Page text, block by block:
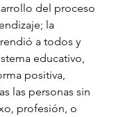
del proceso
la
a todos y
educativo,
positiva,
las personas sin
profesión, o